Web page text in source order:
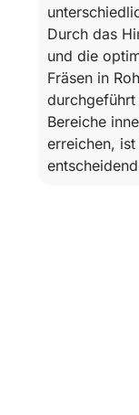
Durch das
und die
Fräsen in
durchgeführt
Bereiche
erreichen,